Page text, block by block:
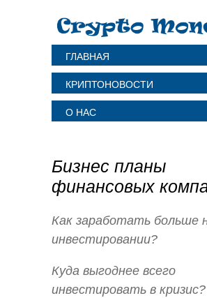
ГЛАВНАЯ
КРИПТОНОВОСТИ
О НАС
Бизнес планы
финансовых
Как заработать больше
инвестировании?
Куда выгоднее всего
инвестировать в кризис?